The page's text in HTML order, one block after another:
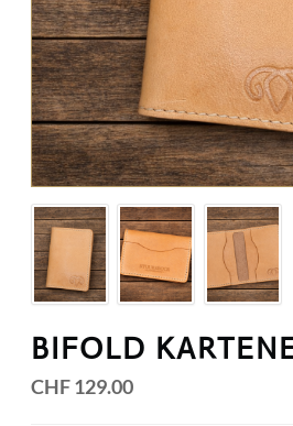
BIFOLD
CHF 129.00